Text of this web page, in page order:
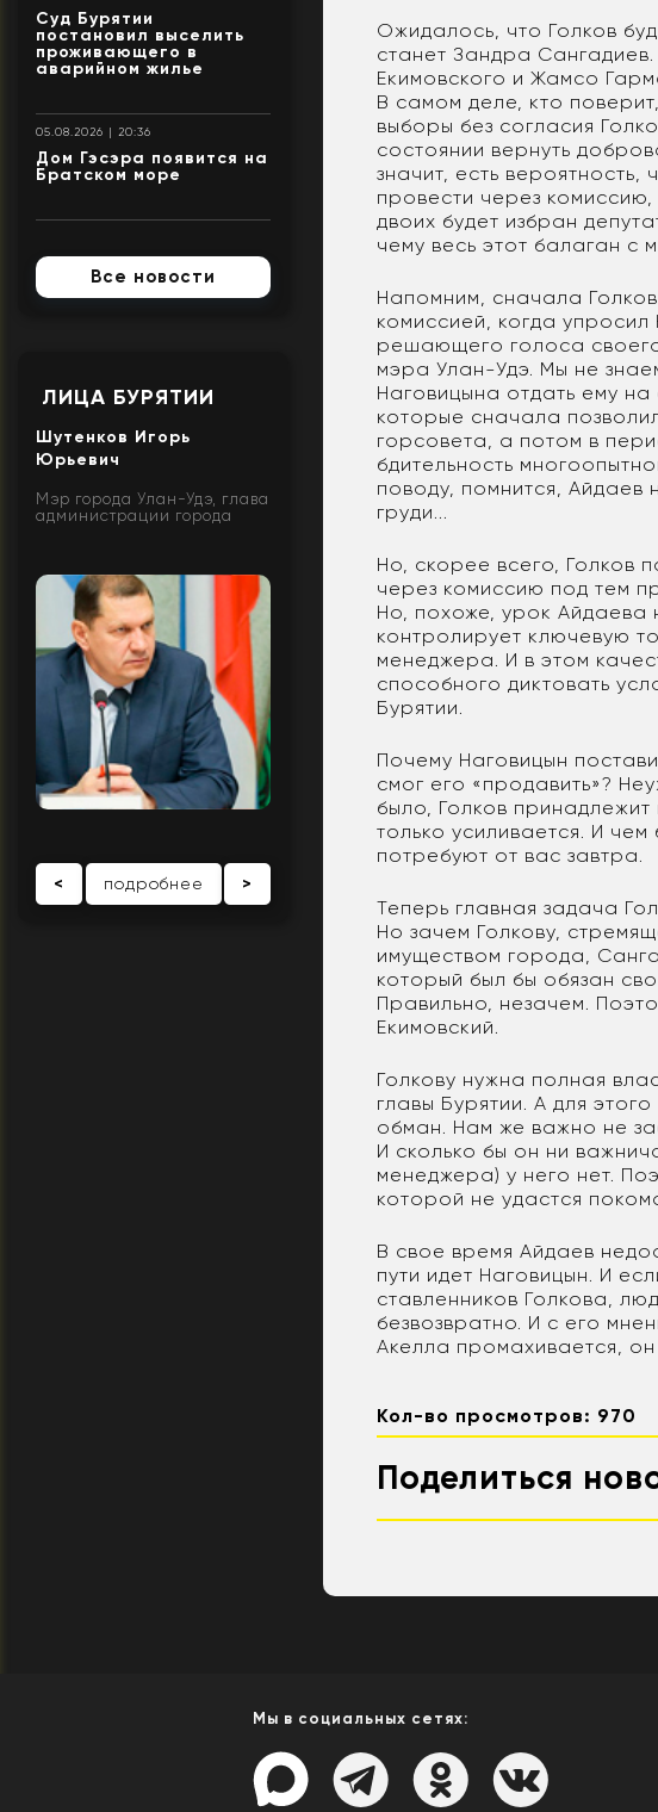
Суд Бурятии
постановил выселить
проживающего в
аварийном жилье
05.08.2026 | 20:36
Дом Гэсэра появится на
Братском море
Все новости
ЛИЦА БУРЯТИИ
Шутенков Игорь
Юрьевич
Мэр города Улан-Удэ, глава
администрации города
< подробнее >
Ожидалось, что Голков
станет Зандра
Екимовского и Жамсо
В самом деле, кто
выборы без согласия
состоянии вернуть
значит, есть
провести через
двоих будет избран
чему весь этот балаган с
Напомним, сначала
комиссией, когда
решающего голоса
мэра Улан-Удэ. Мы не
Наговицына отдать ему
которые сначала
горсовета, а потом в
бдительность
поводу, помнится, Айдаев
груди...
Но, скорее всего, Голков
через комиссию под тем
Но, похоже, урок Айдаева
контролирует ключевую
менеджера. И в этом
способного диктовать
Бурятии.
Почему Наговицын
смог его «продавить»?
было, Голков
только усиливается. И
потребуют от вас завтра.
Теперь главная задача
Но зачем Голкову,
имуществом города,
который был бы обязан
Правильно, незачем.
Екимовский.
Голкову нужна полная
главы Бурятии. А для
обман. Нам же важно не
И сколько бы он ни
менеджера) у него нет.
которой не удастся
В свое время Айдаев
пути идет Наговицын. И
ставленников Голкова,
безвозвратно. И с его
Акелла промахивается,
Кол-во просмотров: 970
Поделиться
Мы в социальных сетях: